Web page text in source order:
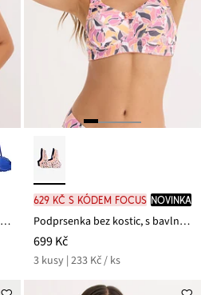
Vyztužená podprsenka s recyklovaným polyamidem
629 Kč s kódem FOCUS novinka
Podprsenka bez kostic, s bavlnou (3 ks v balení)
699 Kč
3 kusy | 233 Kč / ks